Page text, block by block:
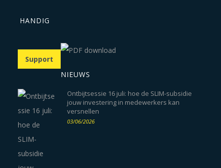
HANDIG
Support
NIEUWS
Ontbijtsessie 16 juli: hoe de SLIM-subsidie
jouw investering in medewerkers kan
versnellen
03/06/2026